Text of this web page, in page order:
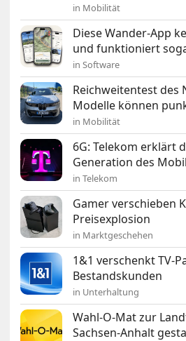
in Mobilität
Diese Wander-App
und funktioniert
in Software
Reichweitentest des
Modelle können
in Mobilität
6G: Telekom erklärt
Generation des
in Telekom
Gamer verschieben
Preisexplosion
in Marktgeschehen
1&1 verschenkt TV-
Bestandskunden
in Unterhaltung
Wahl-O-Mat zur
Sachsen-Anhalt